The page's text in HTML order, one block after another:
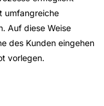
umfangreiche
Auf diese Weise
des Kunden eingehen
vorlegen.